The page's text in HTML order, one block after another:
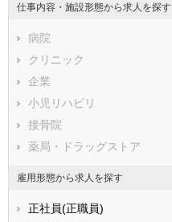
石川県
福井県
静岡県
滋賀県
兵庫県
鳥取県
広島県
香川県
愛媛県
鹿児島県
仕事内容・施設形態から求人を探す
病院
クリニック
企業
小児リハビリ
接骨院
薬局・ドラッグストア
雇用形態から求人を探す
正社員(正職員)